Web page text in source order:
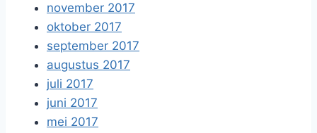
november 2017
oktober 2017
september 2017
augustus 2017
juli 2017
juni 2017
mei 2017